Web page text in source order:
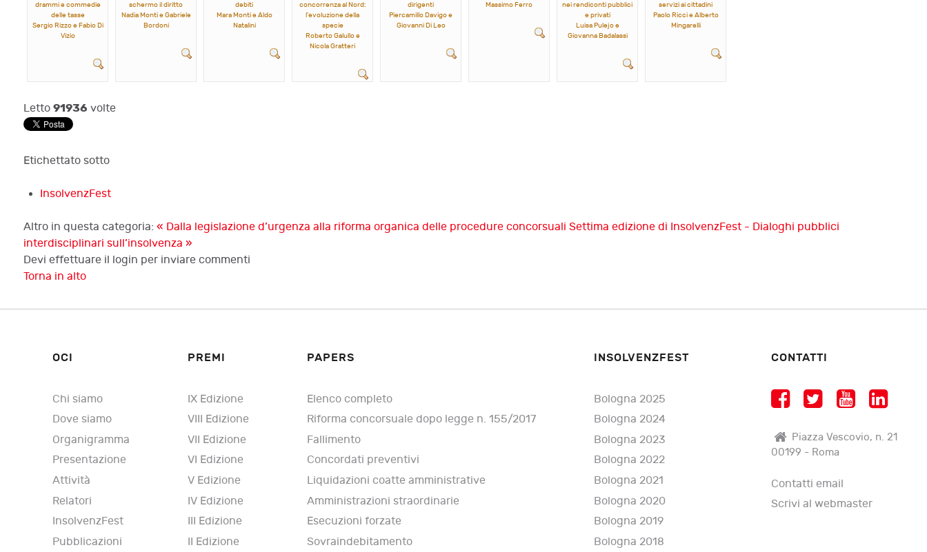
drammi e commedie
delle tasse
Sergio Rizzo e Fabio Di
Vizio
schermo il diritto
Nadia Monti e Gabriele
Bordoni
debiti
Mara Monti e Aldo
Natalini
concorrenza al Nord:
l'evoluzione della
specie
Roberto Galullo e
Nicola Gratteri
dirigenti
Piercamillo Davigo e
Giovanni Di Leo
Massimo Ferro
nei rendiconti pubblici
e privati
Luisa Pulejo e
Giovanna Badalassi
servizi ai cittadini
Paolo Ricci e Alberto
Mingarelli
Letto 91936 volte
Etichettato sotto
InsolvenzFest
Altro in questa categoria: « Dalla legislazione d’urgenza alla riforma organica delle procedure concorsuali Settima edizione di InsolvenzFest - Dialoghi pubblici
interdisciplinari sull’insolvenza »
Devi effettuare il login per inviare commenti
Torna in alto
OCI
Chi siamo
Dove siamo
Organigramma
Presentazione
Attività
Relatori
InsolvenzFest
Pubblicazioni
PREMI
IX Edizione
VIII Edizione
VII Edizione
VI Edizione
V Edizione
IV Edizione
III Edizione
II Edizione
PAPERS
Elenco completo
Riforma concorsuale dopo legge n. 155/2017
Fallimento
Concordati preventivi
Liquidazioni coatte amministrative
Amministrazioni straordinarie
Esecuzioni forzate
Sovraindebitamento
INSOLVENZFEST
Bologna 2025
Bologna 2024
Bologna 2023
Bologna 2022
Bologna 2021
Bologna 2020
Bologna 2019
Bologna 2018
CONTATTI
Piazza Vescovio, n. 21
00199 - Roma
Contatti email
Scrivi al webmaster